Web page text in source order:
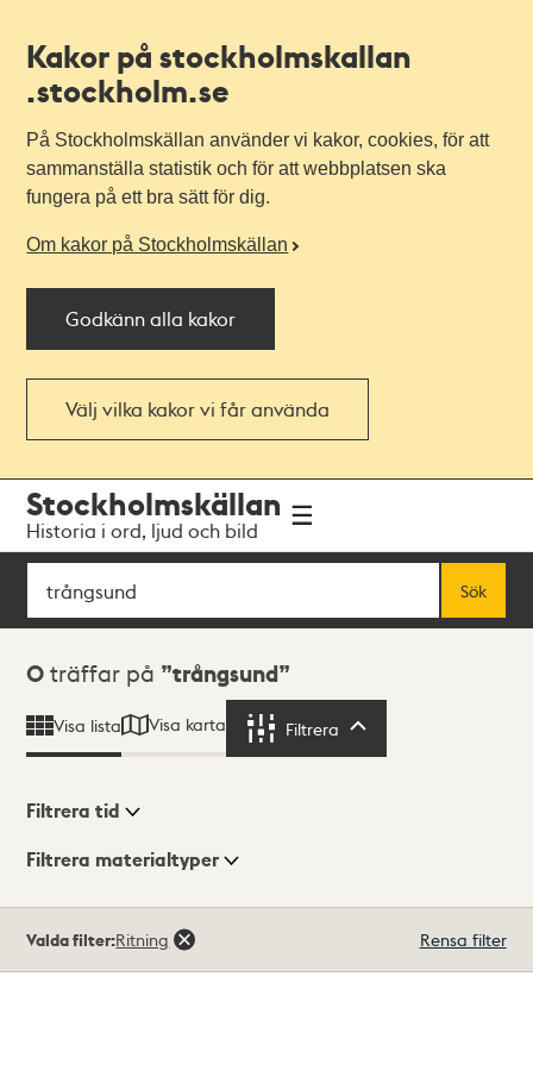
Kakor på stockholmskallan
.stockholm.se
På Stockholmskällan använder vi kakor, cookies, för att
sammanställa statistik och för att webbplatsen ska
fungera på ett bra sätt för dig.
Om kakor på Stockholmskällan
Godkänn alla kakor
Välj vilka kakor vi får använda
navigationen
huvudinnehållet
Stockholmskällan
Historia i ord, ljud och bild
Sök
Sök
Sökresultat
0 träffar på trångsund
Visa lista Visa karta Filtrera
Visningsläge
Filtrera tid
Filtrera materialtyper
träffar
Valda filter:Ritning Rensa filter